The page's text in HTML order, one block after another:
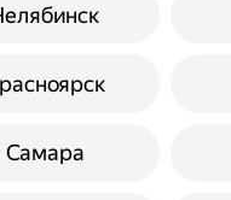
Самара